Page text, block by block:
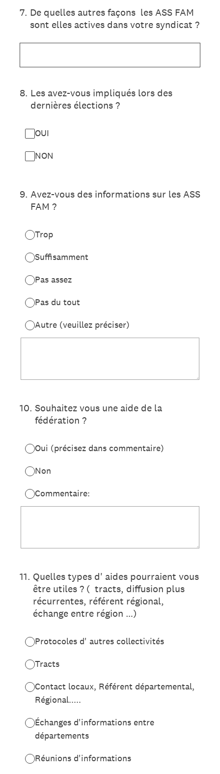
7. De quelles autres façons les ASS FAM
sont elles actives dans votre syndicat ?
8. Les avez-vous impliqués lors des
dernières élections ?
OUI
NON
9. Avez-vous des informations sur les ASS
FAM ?
Trop
Suffisamment
Pas assez
Pas du tout
Autre (veuillez préciser)
10. Souhaitez vous une aide de la
fédération ?
Oui (précisez dans commentaire)
Non
Commentaire:
11. Quelles types d' aides pourraient vous
être utiles ? ( tracts, diffusion plus
récurrentes, référent régional,
échange entre région …)
Protocoles d' autres collectivités
Tracts
Contact locaux, Référent départemental,
Régional.....
Échanges d'informations entre
départements
Réunions d'informations